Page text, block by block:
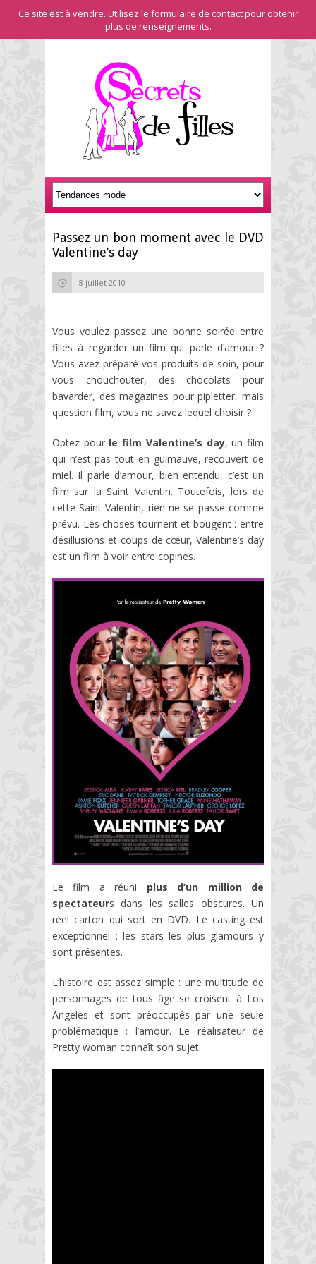
Ce site est à vendre. Utilisez le formulaire de contactpour obtenir
plus de renseignements.
Passez un bon moment avec le DVD
Valentine’s day
8 juillet 2010
Vous voulez passez une bonne soirée entre
filles à regarder un film qui parle d’amour ?
Vous avez préparé vos produits de soin, pour
vous chouchouter, des chocolats pour
bavarder, des magazines pour pipletter, mais
question film, vous ne savez lequel choisir ?
Optez pour le film Valentine’s day, un film
qui n’est pas tout en guimauve, recouvert de
miel. Il parle d’amour, bien entendu, c’est un
film sur la Saint Valentin. Toutefois, lors de
cette Saint-Valentin, rien ne se passe comme
prévu. Les choses tournent et bougent : entre
désillusions et coups de cœur, Valentine’s day
est un film à voir entre copines.
Le film a réuni plus d’un million de
spectateurs dans les salles obscures. Un
réel carton qui sort en DVD. Le casting est
exceptionnel : les stars les plus glamours y
sont présentes.
L’histoire est assez simple : une multitude de
personnages de tous âge se croisent à Los
Angeles et sont préoccupés par une seule
problématique : l’amour. Le réalisateur de
Pretty woman connaît son sujet.